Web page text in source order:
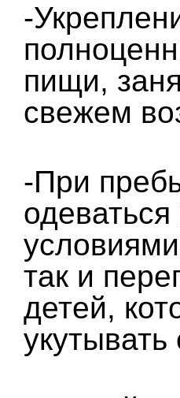
-
пищи,
свежем
-При
так и
детей,